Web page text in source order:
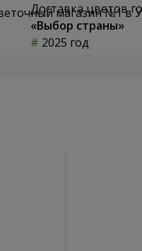
Доставка цветов
«Выбор страны»
2025 год